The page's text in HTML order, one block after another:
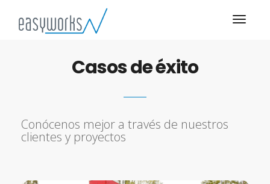
Casos de éxito
Conócenos mejor a través de nuestros
clientes y proyectos